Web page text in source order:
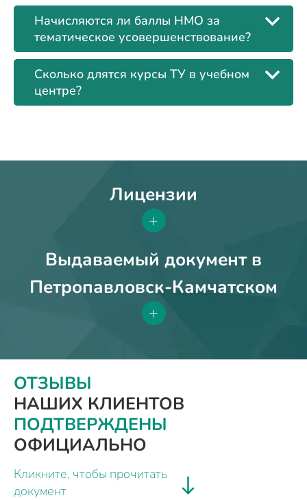
Начисляются ли баллы НМО за
тематическое усовершенствование?
Сколько длятся курсы ТУ в учебном
центре?
Лицензии
+
Выдаваемый документ в
Петропавловск-Камчатском
+
ОТЗЫВЫ
НАШИХ КЛИЕНТОВ
ПОДТВЕРЖДЕНЫ
ОФИЦИАЛЬНО
Кликните, чтобы прочитать
документ